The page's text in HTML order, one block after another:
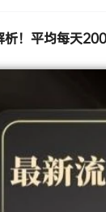
析！平均每天200